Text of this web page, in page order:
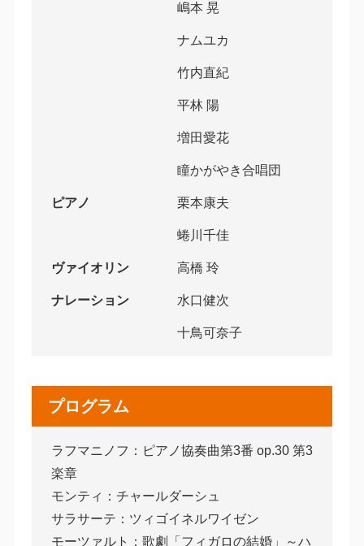
嶋本 晃
ナムユカ
竹内直紀
平林 陽
増田愛花
瞳かがやき合唱団
ピアノ 栗本康夫
蜷川千佳
ヴァイオリン 高橋 玲
ナレーション 水口健次
十鳥可奈子
プログラム
ラフマニノフ：ピアノ協奏曲第3番 op.30 第3
楽章
モンティ：チャールダーシュ
サラサーテ：ツィゴイネルワイゼン
モーツァルト：歌劇「フィガロの結婚」～ハ